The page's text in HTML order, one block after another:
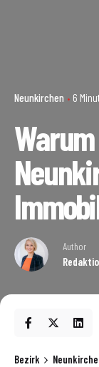
Neunkirchen 6
Author
Bezirk